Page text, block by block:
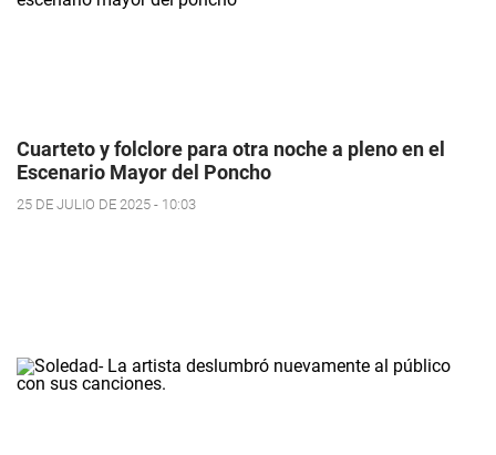
Cuarteto y folclore para otra noche a pleno en el
Escenario Mayor del Poncho
25 DE JULIO DE 2025 - 10:03